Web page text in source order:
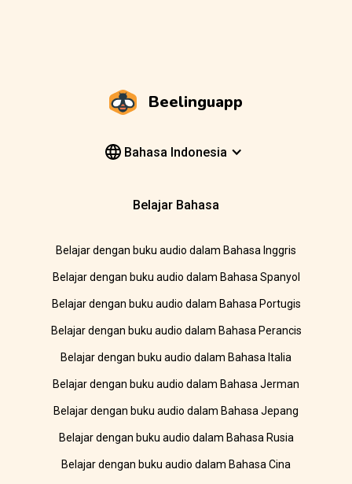
Beelinguapp
Bahasa Indonesia
Belajar Bahasa
Belajar dengan buku audio dalam Bahasa Inggris
Belajar dengan buku audio dalam Bahasa Spanyol
Belajar dengan buku audio dalam Bahasa Portugis
Belajar dengan buku audio dalam Bahasa Perancis
Belajar dengan buku audio dalam Bahasa Italia
Belajar dengan buku audio dalam Bahasa Jerman
Belajar dengan buku audio dalam Bahasa Jepang
Belajar dengan buku audio dalam Bahasa Rusia
Belajar dengan buku audio dalam Bahasa Cina